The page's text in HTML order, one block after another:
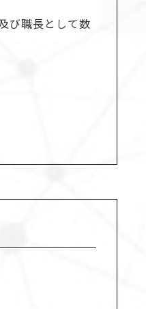
び職長として数